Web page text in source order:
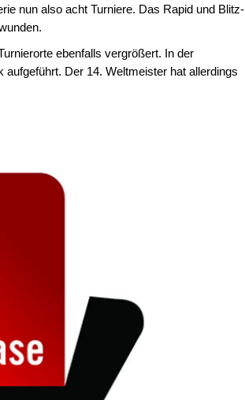
nun also acht Turniere. Das Rapid und Blitz-
ebenfalls vergrößert. In der
Der 14. Weltmeister hat allerdings